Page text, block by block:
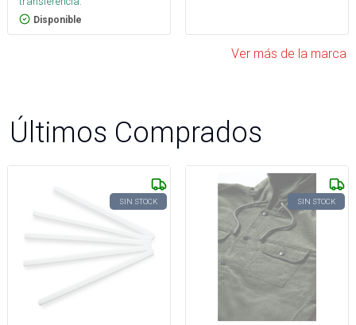
Disponible
Ver más de la marca
Últimos Comprados
SIN STOCK SIN STOCK